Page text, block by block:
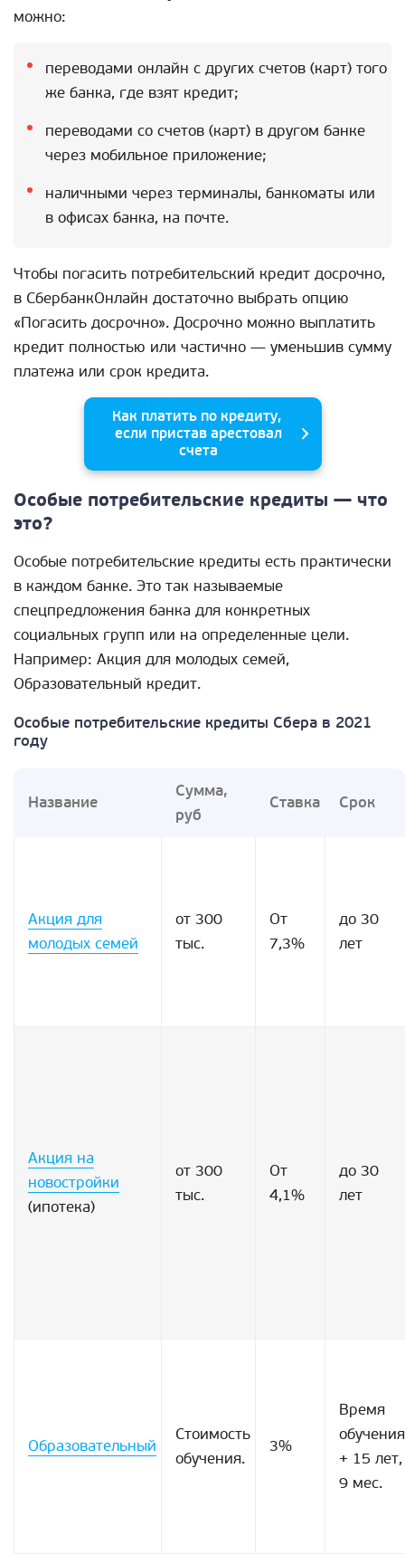
можно:
переводами онлайн с других счетов (карт) того
же банка, где взят кредит;
переводами со счетов (карт) в другом банке
через мобильное приложение;
наличными через терминалы, банкоматы или
в офисах банка, на почте.
Чтобы погасить потребительский кредит досрочно,
в СбербанкОнлайн достаточно выбрать опцию
«Погасить досрочно». Досрочно можно выплатить
кредит полностью или частично — уменьшив сумму
платежа или срок кредита.
Как платить по кредиту,
если пристав арестовал
счета
Особые потребительские кредиты — что
это?
Особые потребительские кредиты есть практически
в каждом банке. Это так называемые
спецпредложения банка для конкретных
социальных групп или на определенные цели.
Например: Акция для молодых семей,
Образовательный кредит.
Особые потребительские кредиты Сбера в 2021
году
Название
Сумма,
руб
Ставка Срок
Акция для
молодых семей
от 300
тыс.
От
7,3%
до 30
лет
Акция на
новостройки
(ипотека)
от 300
тыс.
От
4,1%
до 30
лет
Образовательный
Стоимость
обучения.
3%
Время
обучения
+ 15 лет,
9 мес.